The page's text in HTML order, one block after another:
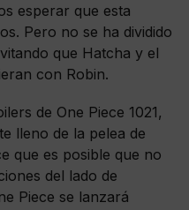
esperar que esta
Pero no se ha dividido
que Hatcha y el
con Robin.
de One Piece 1021,
lleno de la pelea de
que es posible que no
del lado de
Piece se lanzará